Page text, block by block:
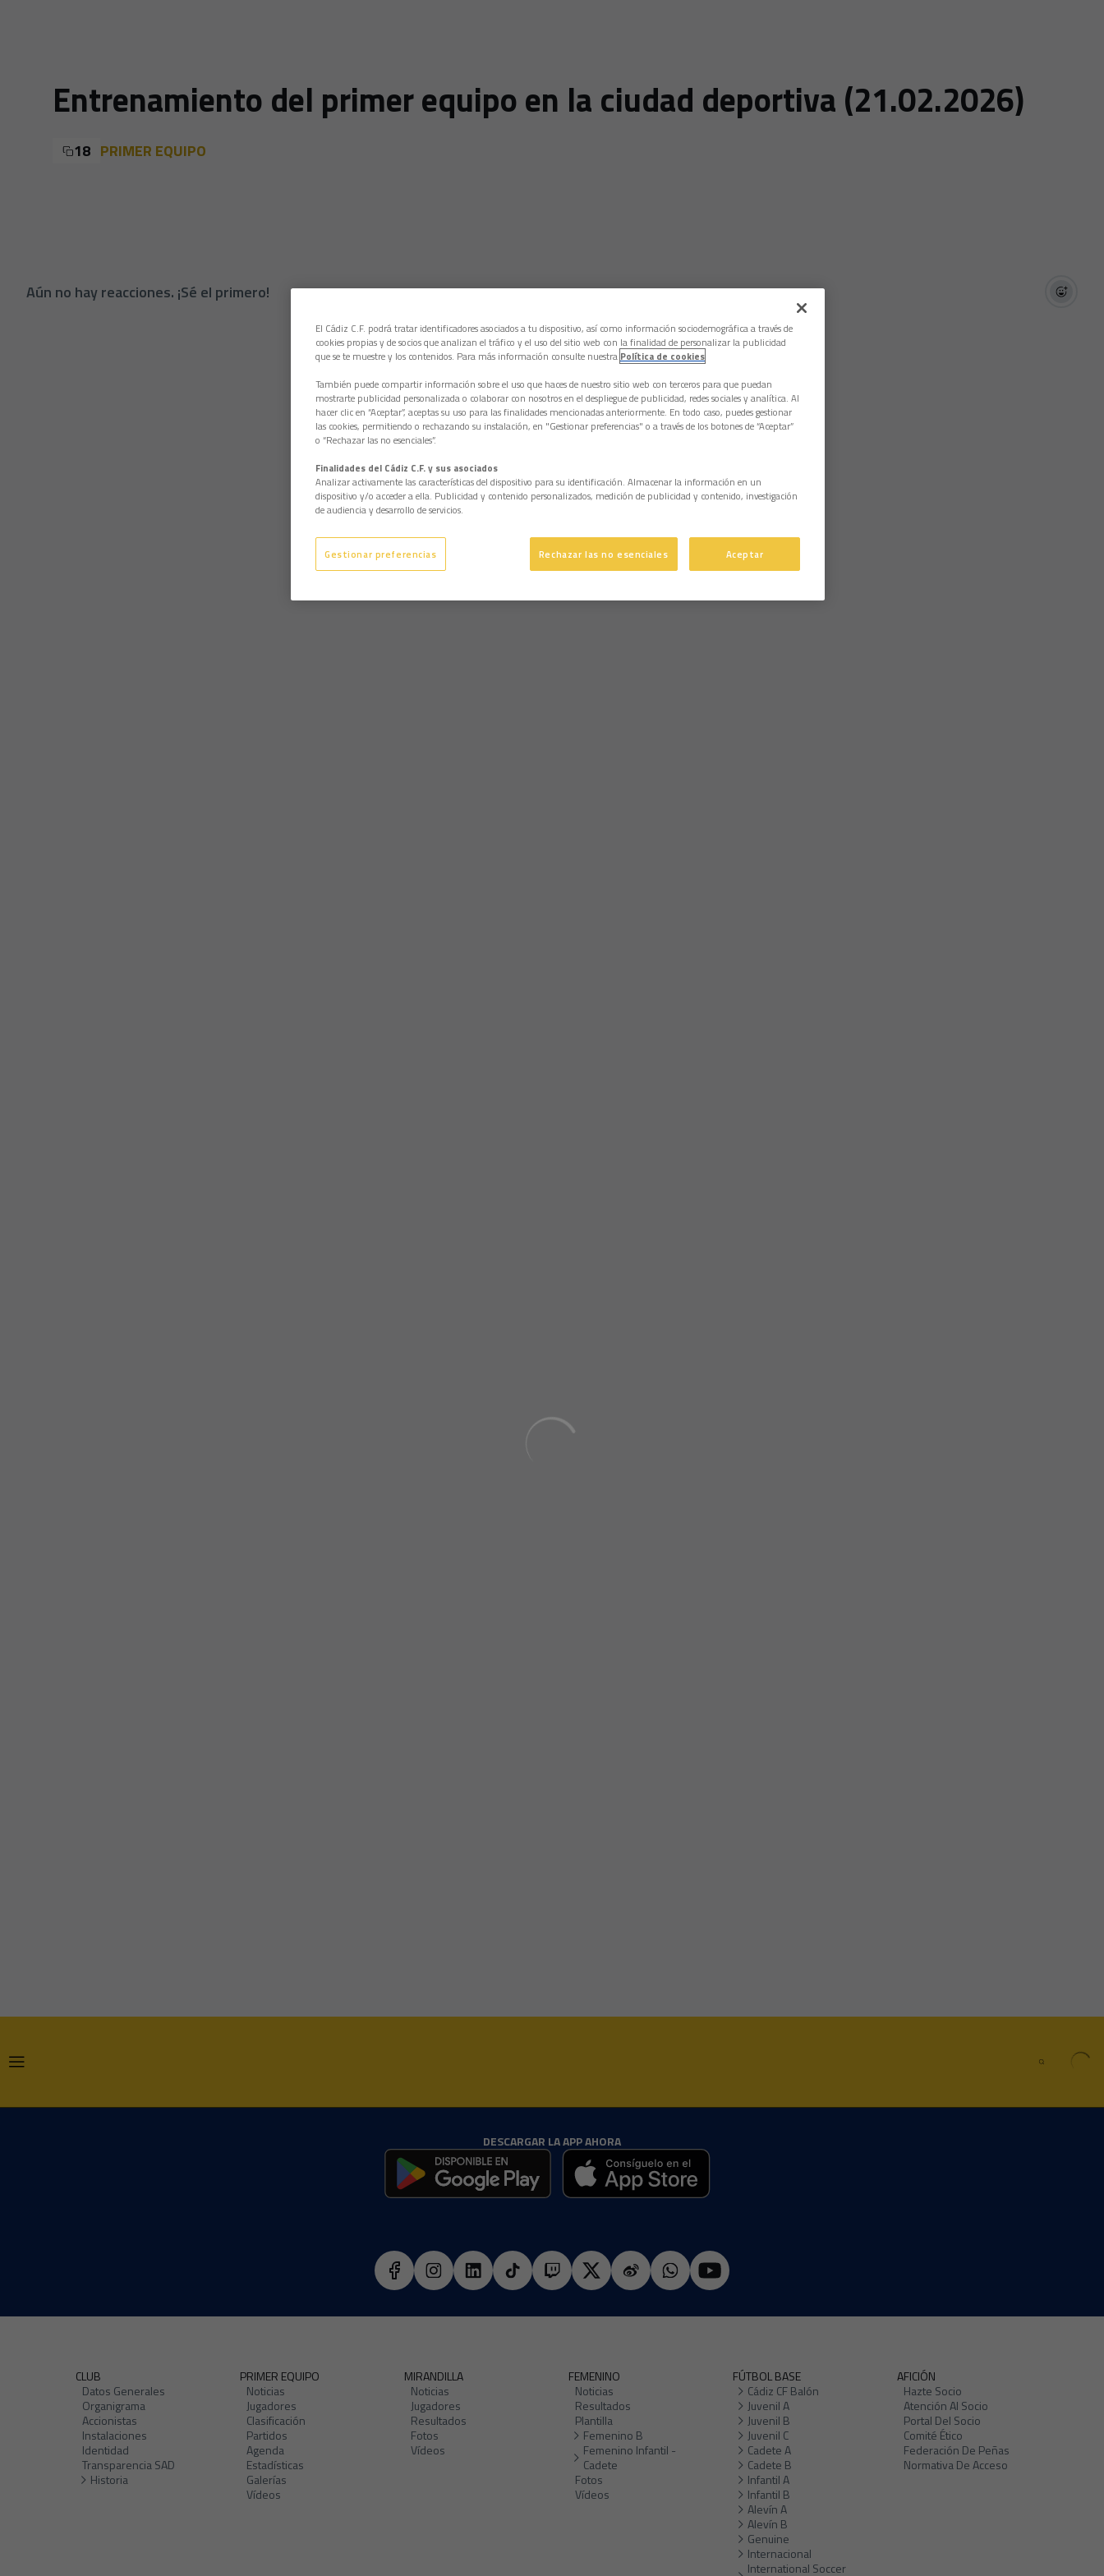
Entrenamiento del primer equipo en la ciudad deportiva (21.02.2026)
18 PRIMER EQUIPO
Aún no hay reacciones. ¡Sé el primero!
DESCARGAR LA APP AHORA
CLUB
Datos Generales
Organigrama
Accionistas
Instalaciones
Identidad
Transparencia SAD
Historia
PRIMER EQUIPO
Noticias
Jugadores
Clasificación
Partidos
Agenda
Estadísticas
Galerías
Vídeos
MIRANDILLA
Noticias
Jugadores
Resultados
Fotos
Vídeos
FEMENINO
Noticias
Resultados
Plantilla
Femenino B
Femenino Infantil -
Cadete
Fotos
Vídeos
FÚTBOL BASE
Cádiz CF Balón
Juvenil A
Juvenil B
Juvenil C
Cadete A
Cadete B
Infantil A
Infantil B
Alevín A
Alevín B
Genuine
Internacional
International Soccer
AFICIÓN
Hazte Socio
Atención Al Socio
Portal Del Socio
Comité Ético
Federación De Peñas
Normativa De Acceso
El Cádiz C.F. podrá tratar identificadores asociados a tu dispositivo, así como información sociodemográfica a través de
cookies propias y de socios que analizan el tráfico y el uso del sitio web con la finalidad de personalizar la publicidad
que se te muestre y los contenidos. Para más información consulte nuestra Política de cookies
También puede compartir información sobre el uso que haces de nuestro sitio web con terceros para que puedan
mostrarte publicidad personalizada o colaborar con nosotros en el despliegue de publicidad, redes sociales y analítica. Al
hacer clic en “Aceptar”, aceptas su uso para las finalidades mencionadas anteriormente. En todo caso, puedes gestionar
las cookies, permitiendo o rechazando su instalación, en "Gestionar preferencias" o a través de los botones de “Aceptar”
o “Rechazar las no esenciales”.
Finalidades del Cádiz C.F. y sus asociados
Analizar activamente las características del dispositivo para su identificación. Almacenar la información en un
dispositivo y/o acceder a ella. Publicidad y contenido personalizados, medición de publicidad y contenido, investigación
de audiencia y desarrollo de servicios.
Gestionar preferencias Rechazar las no esenciales Aceptar